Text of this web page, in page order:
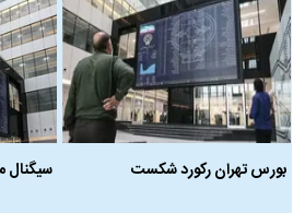
بورس تهران رکورد شکست
سیگنال